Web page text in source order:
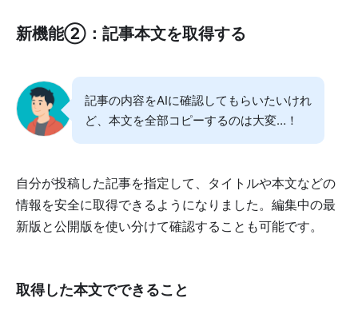
新機能②：記事本文を取得する
記事の内容をAIに確認してもらいたいけれ
ど、本文を全部コピーするのは大変…！
自分が投稿した記事を指定して、タイトルや本文などの
情報を安全に取得できるようになりました。編集中の最
新版と公開版を使い分けて確認することも可能です。
取得した本文でできること